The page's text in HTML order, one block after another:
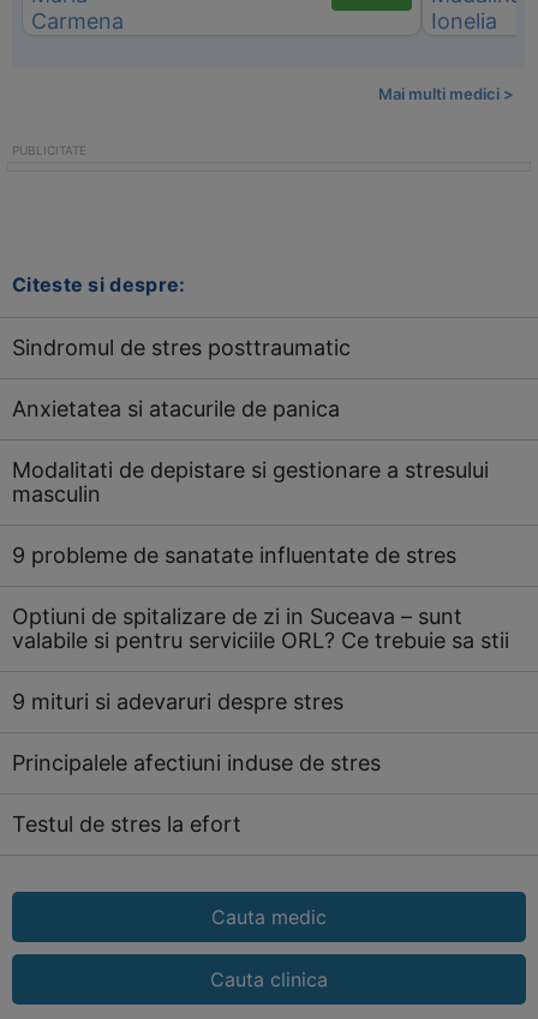
Mai multi medici >
Citeste si despre:
Sindromul de stres posttraumatic
Anxietatea si atacurile de panica
Modalitati de depistare si gestionare a stresului
masculin
9 probleme de sanatate influentate de stres
Optiuni de spitalizare de zi in Suceava – sunt
valabile si pentru serviciile ORL? Ce trebuie sa stii
9 mituri si adevaruri despre stres
Principalele afectiuni induse de stres
Testul de stres la efort
Cauta medic
Cauta clinica